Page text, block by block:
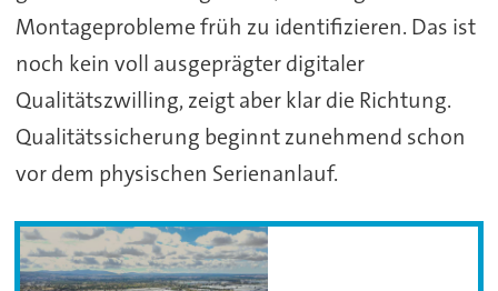
Montageprobleme früh zu identifizieren. Das ist
noch kein voll ausgeprägter digitaler
Qualitätszwilling, zeigt aber klar die Richtung.
Qualitätssicherung beginnt zunehmend schon
vor dem physischen Serienanlauf.